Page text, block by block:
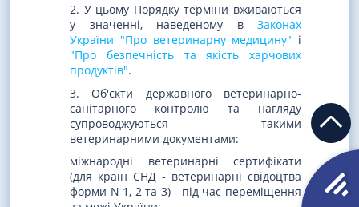
2. У цьому Порядку терміни вживаються
у значенні, наведеному в Законах
України "Про ветеринарну медицину" і
"Про безпечність та якість харчових
продуктів".
3. Об'єкти державного ветеринарно-
санітарного контролю та нагляду
супроводжуються такими
ветеринарними документами:
міжнародні ветеринарні сертифікати
(для країн СНД - ветеринарні свідоцтва
форми N 1, 2 та 3) - під час переміщення